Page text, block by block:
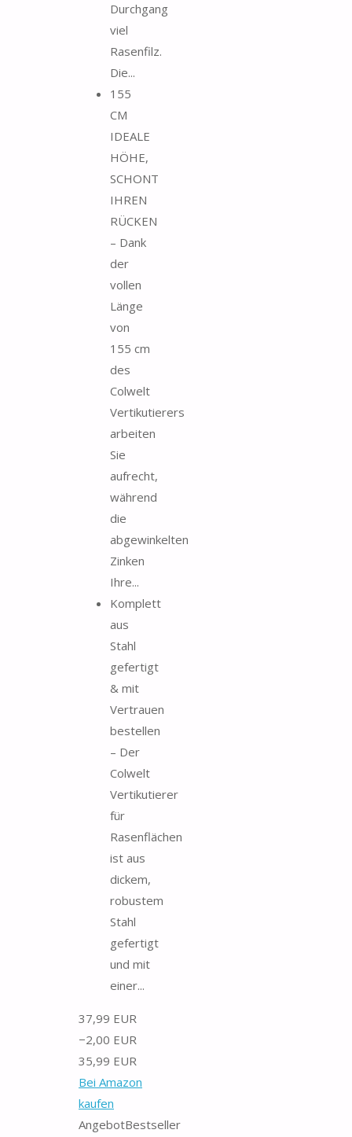
Durchgang
viel
Rasenfilz.
Die...
155
CM
IDEALE
HÖHE,
SCHONT
IHREN
RÜCKEN
– Dank
der
vollen
Länge
von
155 cm
des
Colwelt
Vertikutierers
arbeiten
Sie
aufrecht,
während
die
abgewinkelten
Zinken
Ihre...
Komplett
aus
Stahl
gefertigt
& mit
Vertrauen
bestellen
– Der
Colwelt
Vertikutierer
für
Rasenflächen
ist aus
dickem,
robustem
Stahl
gefertigt
und mit
einer...
37,99 EUR
−2,00 EUR
35,99 EUR
Bei Amazon
kaufen
AngebotBestseller